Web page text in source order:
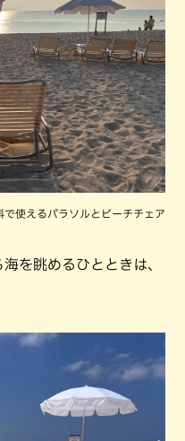
で使えるパラソルとビーチチェア
を眺めるひとときは、